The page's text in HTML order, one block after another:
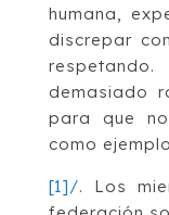
humana,
discrepar
demasiado
para que
como
[1]/. Los